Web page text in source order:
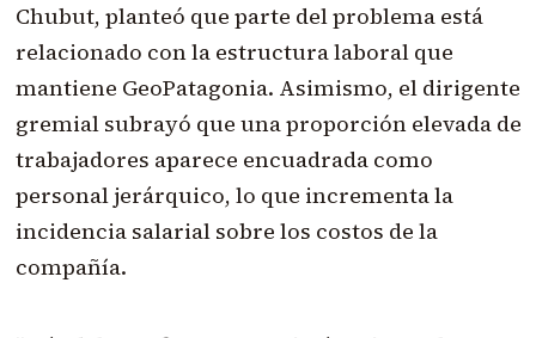
Chubut, planteó que parte del problema está
relacionado con la estructura laboral que
mantiene GeoPatagonia. Asimismo, el dirigente
gremial subrayó que una proporción elevada de
trabajadores aparece encuadrada como
personal jerárquico, lo que incrementa la
incidencia salarial sobre los costos de la
compañía.